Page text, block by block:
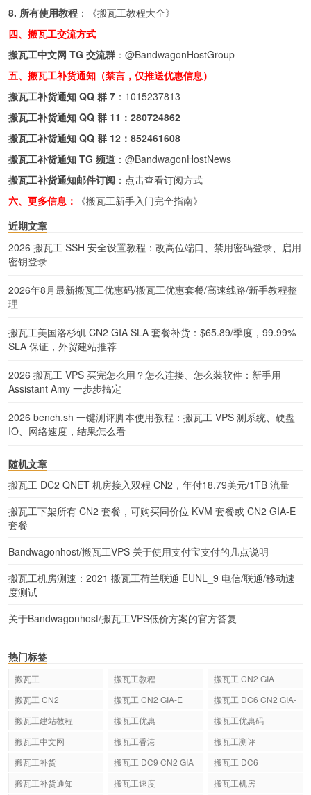
8. 所有使用教程 ：《搬瓦工教程大全》
四、搬瓦工交流方式
搬瓦工中文网 TG 交流群 ： @BandwagonHostGroup
五、搬瓦工补货通知（禁言，仅推送优惠信息）
搬瓦工补货通知 QQ 群 7 ： 1015237813
搬瓦工补货通知 QQ 群 11： 280724862
搬瓦工补货通知 QQ 群 12： 852461608
搬瓦工补货通知 TG 频道 ： @BandwagonHostNews
搬瓦工补货通知邮件订阅 ： 点击查看订阅方式
六、更多信息：
《搬瓦工新手入门完全指南》
近期文章
2026 搬瓦工 SSH 安全设置教程：改高位端口、禁用密码登录、启用
密钥登录
2026年8月最新搬瓦工优惠码/搬瓦工优惠套餐/高速线路/新手教程整
理
搬瓦工美国洛杉矶 CN2 GIA SLA 套餐补货：$65.89/季度，99.99%
SLA 保证，外贸建站推荐
2026 搬瓦工 VPS 买完怎么用？怎么连接、怎么装软件：新手用
Assistant Amy 一步步搞定
2026 bench.sh 一键测评脚本使用教程：搬瓦工 VPS 测系统、硬盘
IO、网络速度，结果怎么看
随机文章
搬瓦工 DC2 QNET 机房接入双程 CN2，年付18.79美元/1TB 流量
搬瓦工下架所有 CN2 套餐，可购买同价位 KVM 套餐或 CN2 GIA-E
套餐
Bandwagonhost/搬瓦工VPS 关于使用支付宝支付的几点说明
搬瓦工机房测速：2021 搬瓦工荷兰联通 EUNL_9 电信/联通/移动速
度测试
关于Bandwagonhost/搬瓦工VPS低价方案的官方答复
热门标签
搬瓦工 搬瓦工教程
搬瓦工 CN2 GIA
搬瓦工 CN2
搬瓦工 CN2 GIA-E
搬瓦工 DC6 CN2 GIA-
搬瓦工建站教程 搬瓦工优惠
搬瓦工优惠码
搬瓦工中文网
搬瓦工香港
搬瓦工测评
搬瓦工补货
搬瓦工 DC9 CN2 GIA
搬瓦工 DC6
搬瓦工补货通知
搬瓦工速度 搬瓦工机房